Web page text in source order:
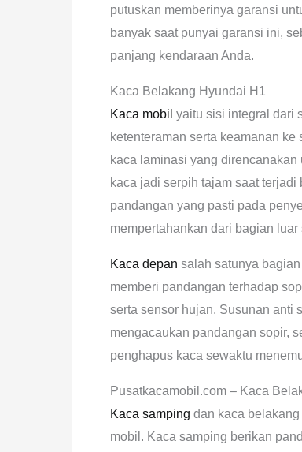
putuskan memberinya garansi
banyak saat punyai garansi ini,
panjang kendaraan Anda.
Kaca Belakang Hyundai H1
Kaca mobil yaitu sisi integral dari
ketenteraman serta keamanan
kaca laminasi yang
kaca jadi serpih tajam saat
pandangan yang pasti pada
mempertahankan dari bagian
Kaca depan salah satunya
memberi pandangan terhadap
serta sensor hujan. Susunan anti
mengacaukan pandangan sopir,
penghapus kaca sewaktu
Pusatkacamobil.com – Kaca
Kaca samping dan kaca
mobil. Kaca samping berikan